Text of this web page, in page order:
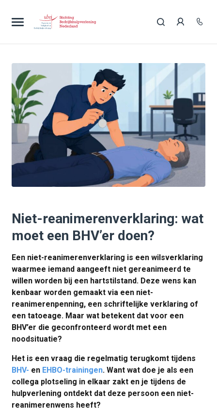
Niet-reanimerenverklaring: wat
moet een BHV’er doen?
Een niet-reanimerenverklaring is een wilsverklaring
waarmee iemand aangeeft niet gereanimeerd te
willen worden bij een hartstilstand. Deze wens kan
kenbaar worden gemaakt via een niet-
reanimerenpenning, een schriftelijke verklaring of
een tatoeage. Maar wat betekent dat voor een
BHV’er die geconfronteerd wordt met een
noodsituatie?
Het is een vraag die regelmatig terugkomt tijdens
BHV- en EHBO-trainingen. Want wat doe je als een
collega plotseling in elkaar zakt en je tijdens de
hulpverlening ontdekt dat deze persoon een niet-
reanimerenwens heeft?